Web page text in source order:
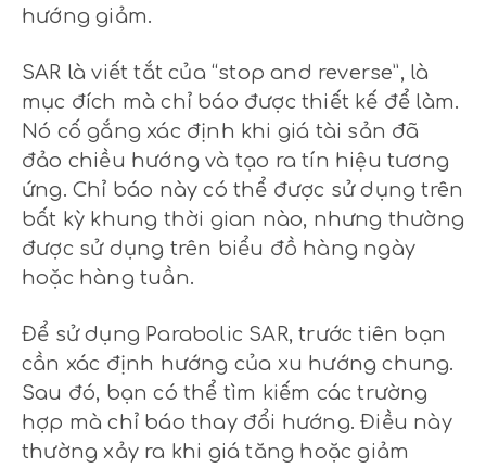
hướng giảm.
SAR là viết tắt của “stop and reverse”, là
mục đích mà chỉ báo được thiết kế để làm.
Nó cố gắng xác định khi giá tài sản đã
đảo chiều hướng và tạo ra tín hiệu tương
ứng. Chỉ báo này có thể được sử dụng trên
bất kỳ khung thời gian nào, nhưng thường
được sử dụng trên biểu đồ hàng ngày
hoặc hàng tuần.
Để sử dụng Parabolic SAR, trước tiên bạn
cần xác định hướng của xu hướng chung.
Sau đó, bạn có thể tìm kiếm các trường
hợp mà chỉ báo thay đổi hướng. Điều này
thường xảy ra khi giá tăng hoặc giảm